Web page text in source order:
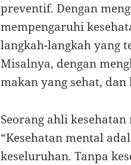
preventif. Dengan
mempengaruhi
langkah-langkah yang
Misalnya, dengan
makan yang sehat,
Seorang ahli
“Kesehatan mental
keseluruhan. Tanpa